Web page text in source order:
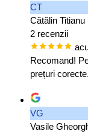
CT
Cătălin Titianu
2 recenzii
Recomand!
prețuri corecte.
VG
Vasile